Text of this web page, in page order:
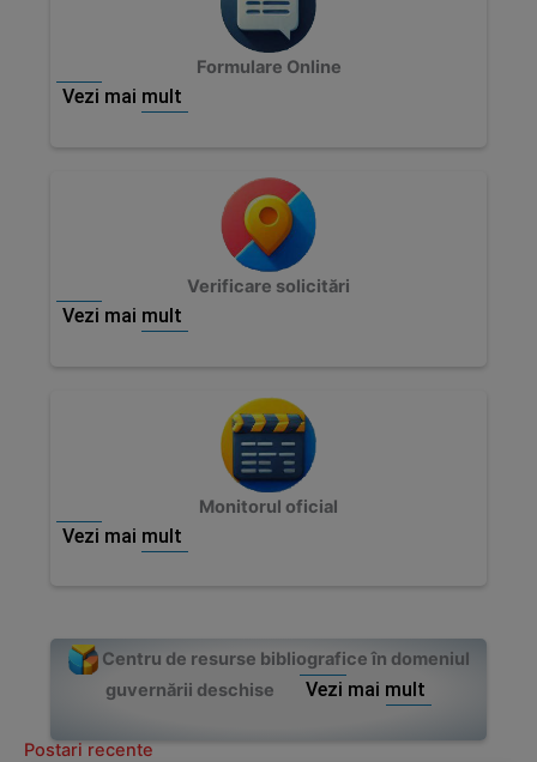
Formulare Online
Vezi mai mult
Verificare solicitări
Vezi mai mult
Monitorul oficial
Vezi mai mult
Centru de resurse bibliografice în domeniul
guvernării deschise
Vezi mai mult
Postari recente